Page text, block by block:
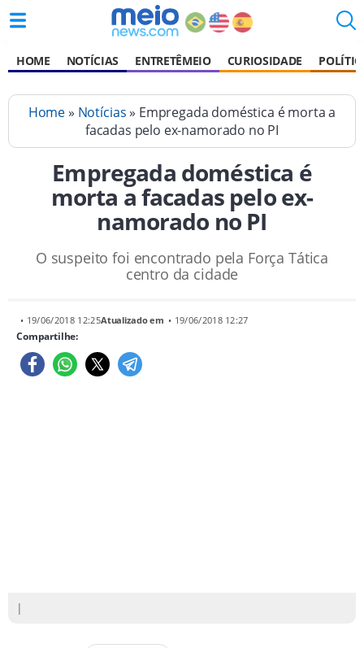
HOME NOTÍCIAS ENTRETÊMEIO CURIOSIDADE
Home» Notícias» Empregada doméstica é morta a
facadas pelo ex-namorado no PI
Empregada doméstica é
morta a facadas pelo ex-
namorado no PI
O suspeito foi encontrado pela Força Tática
centro da cidade
• 19/06/2018 12:25Atualizado em • 19/06/2018 12:27
Compartilhe:
|